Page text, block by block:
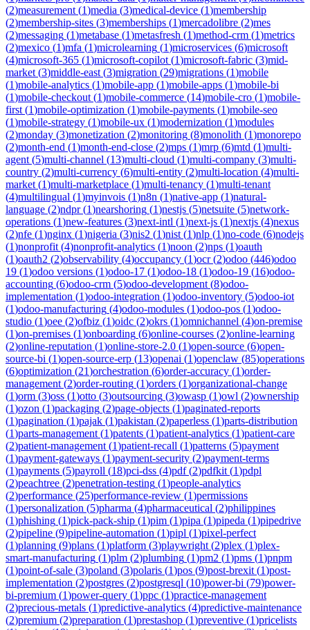
(2)measurement (1)media (3)medical-device (1)membership
(2)membership-sites (3)memberships (1)mercadolibre (2)mes
(2)messaging (1)metabase (1)metasfresh (1)method-crm (1)metrics
(2)mexico (1)mfa (1)microlearning (1)microservices (6)microsoft
(4)microsoft-365 (1)microsoft-copilot (1)microsoft-fabric (3)mid-
market (3)middle-east (3)migration (29)migrations (1)mobile
(1)mobile-analytics (1)mobile-app (1)mobile-apps (1)mobile-bi
(1)mobile-checkout (1)mobile-commerce (14)mobile-cro (1)mobile-
first (1)mobile-optimization (1)mobile-payments (1)mobile-seo
(1)mobile-strategy (1)mobile-ux (1)modernization (1)modules
(2)monday (3)monetization (2)monitoring (8)monolith (1)monorepo
(2)month-end (1)month-end-close (2)mps (1)mrp (6)mtd (1)multi-
agent (5)multi-channel (13)multi-cloud (1)multi-company (3)multi-
country (2)multi-currency (6)multi-entity (2)multi-location (4)multi-
market (1)multi-marketplace (1)multi-tenancy (1)multi-tenant
(4)multilingual (1)myinvois (1)n8n (1)native-app (1)natural-
language (2)ndpr(1)nearshoring (1)nestjs (5)netsuite (5)network-
operations (1)new-features (3)next-intl (1)next-js (1)nextjs (4)nexus
(2)nfe (1)nginx (1)nigeria (3)nis2 (1)nist (1)nlp (1)no-code (6)nodejs
(1)nonprofit (4)nonprofit-analytics (1)noon (2)nps (1)oauth
(1)oauth2 (2)observability (4)occupancy (1)ocr(2)odoo (446)odoo
19 (1)odoo versions (1)odoo-17 (1)odoo-18 (1)odoo-19 (16)odoo-
accounting (6)odoo-crm (5)odoo-development (8)odoo-
implementation (1)odoo-integration (1)odoo-inventory (5)odoo-iot
(1)odoo-manufacturing (4)odoo-modules (1)odoo-pos (1)odoo-
studio (1)oee (2)ofbiz (1)oidc (2)okrs (1)omnichannel (4)on-premise
(1)on-premises (1)onboarding (6)online-courses (2)online-learning
(2)online-reputation (1)online-store-2.0 (1)open-source (6)open-
source-bi (1)open-source-erp (13)openai (1)openclaw (85)operations
(6)optimization (21)orchestration (6)order-accuracy (1)order-
management (2)order-routing (1)orders (1)organizational-change
(1)orm (3)oss (1)otto (3)outsourcing (3)owasp (1)owl (2)ownership
(1)ozon (1)packaging (2)page-objects (1)paginated-reports
(1)pagination (1)pajak (1)pakistan (2)paperless (1)parts-distribution
(1)parts-management (1)patents (1)patient-analytics (1)patient-care
(2)patient-management (1)patient-recall (1)patterns (5)payment
(1)payment-gateways (1)payment-security (2)payment-terms
(1)payments (5)payroll (18)pci-dss (4)pdf(2)pdfkit (1)pdpl
(2)peachtree (2)penetration-testing (1)people-analytics
(2)performance (25)performance-review (1)permissions
(1)personalization (5)pharma (4)pharmaceutical (2)philippines
(1)phishing (1)pick-pack-ship (1)pim (1)pipa (1)pipeda (1)pipedrive
(2)pipeline (9)pipeline-automation (1)pipl (1)pixel-perfect
(1)planning (9)plans (1)platform (3)playwright (2)plex (1)plex-
smart-manufacturing (1)plm (2)plumbing (1)pm2 (1)pms (1)pnpm
(1)point-of-sale (3)poland (3)polaris (1)pos (9)post-brexit (1)post-
implementation (2)postgres (2)postgresql (10)power-bi (79)power-
bi-premium (1)power-query (1)ppc (1)practice-management
(2)precious-metals (1)predictive-analytics (4)predictive-maintenance
(2)premium (2)preparation (1)prestashop (1)preventive (1)pricelists